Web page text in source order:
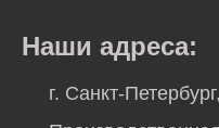
Наши адреса:
г. Санкт-